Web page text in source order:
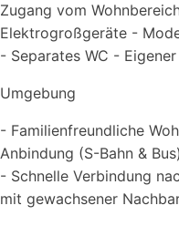
Zugang vom
Elektrogroßgeräte -
- Separates WC -
Umgebung
- Familienfreundliche
Anbindung (S-Bahn &
- Schnelle Verbindung
mit gewachsener